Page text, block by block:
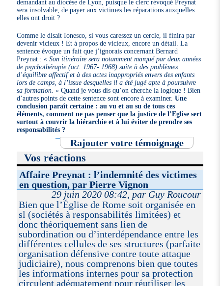
demandant au diocèse de Lyon, puisque le clerc révoqué Preynat
sera insolvable, de payer aux victimes les réparations auxquelles
elles ont droit ?
Comme le disait Ionesco, si vous caressez un cercle, il finira par
devenir vicieux ! Et à propos de vicieux, encore un détail. La
sentence évoque un fait que j’ignorais concernant Bernard
Preynat :« Son itinéraire sera notamment marqué par deux années
de psychothérapie (oct. 1967- 1968) suite à des problèmes
d’équilibre affectif et à des actes inappropriés envers des enfants
lors de camps, à l’issue desquelles il a été jugé apte à poursuivre
sa formation. » Quand je vous dis qu’on cherche la logique ! Bien
d’autres points de cette sentence sont encore à examiner.Une
conclusion paraît certaine : au vu et au su de tous ces
éléments, comment ne pas penser que la justice de l’Eglise sert
surtout à couvrir la hiérarchie et à lui éviter de prendre ses
responsabilités ?
Rajouter votre témoignage
Vos réactions
Affaire Preynat : l’indemnité des victimes
en question, par Pierre Vignon
29 juin 2020 08:42, par Guy Roucour
Bien que l’Église de Rome soit organisée en
sl (sociétés à responsabilités limitées) et
donc théoriquement sans lien de
subordination ou d’interdépendance entre les
différentes cellules de ses structures (parfaite
organisation défensive contre toute attaque
judiciaire), nous comprenons bien que toutes
les informations internes pour sa protection
circulent adéquatement pour réutiliser les